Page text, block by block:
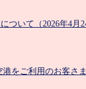
ついて（2026年4月
をご利用のお客さ